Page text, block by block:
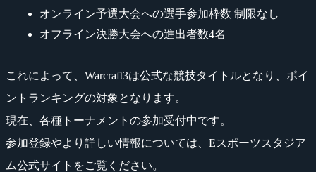
オンライン予選大会への選手参加枠数 制限なし
オフライン決勝大会への進出者数4名
これによって、Warcraft3は公式な競技タイトルとなり、ポイ
ントランキングの対象となります。
現在、各種トーナメントの参加受付中です。
参加登録やより詳しい情報については、Eスポーツスタジア
ム公式サイトをご覧ください。